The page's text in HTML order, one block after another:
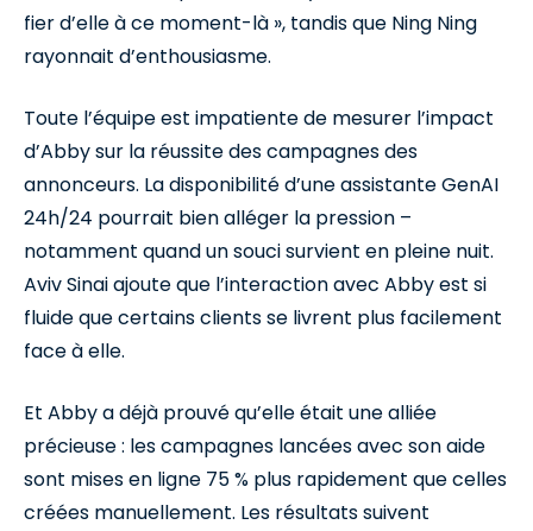
fier d’elle à ce moment-là », tandis que Ning Ning
rayonnait d’enthousiasme.
Toute l’équipe est impatiente de mesurer l’impact
d’Abby sur la réussite des campagnes des
annonceurs. La disponibilité d’une assistante GenAI
24h/24 pourrait bien alléger la pression –
notamment quand un souci survient en pleine nuit.
Aviv Sinai ajoute que l’interaction avec Abby est si
fluide que certains clients se livrent plus facilement
face à elle.
Et Abby a déjà prouvé qu’elle était une alliée
précieuse : les campagnes lancées avec son aide
sont mises en ligne 75 % plus rapidement que celles
créées manuellement. Les résultats suivent